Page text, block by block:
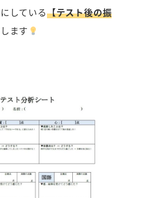
している【テスト後の振
ます